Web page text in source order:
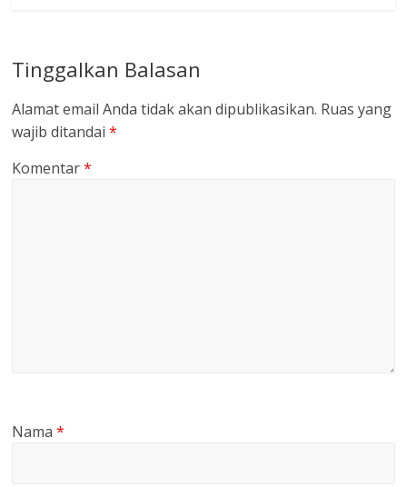
Tinggalkan Balasan
Alamat email Anda tidak akan dipublikasikan. Ruas yang
wajib ditandai*
Komentar*
Nama*